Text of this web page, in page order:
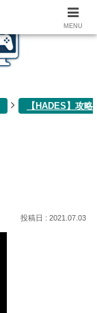
【HADES】攻略
2021.07.03
MENU